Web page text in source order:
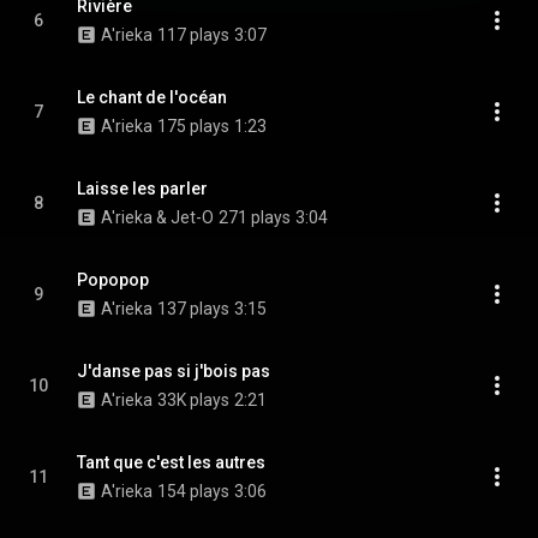
6
Rivière
A'rieka 117 plays 3:07
7
Le chant de l'océan
A'rieka 175 plays 1:23
8
Laisse les parler
A'rieka & Jet-O 271 plays 3:04
9
Popopop
A'rieka 137 plays 3:15
10
J'danse pas si j'bois pas
A'rieka 33K plays 2:21
11
Tant que c'est les autres
A'rieka 154 plays 3:06